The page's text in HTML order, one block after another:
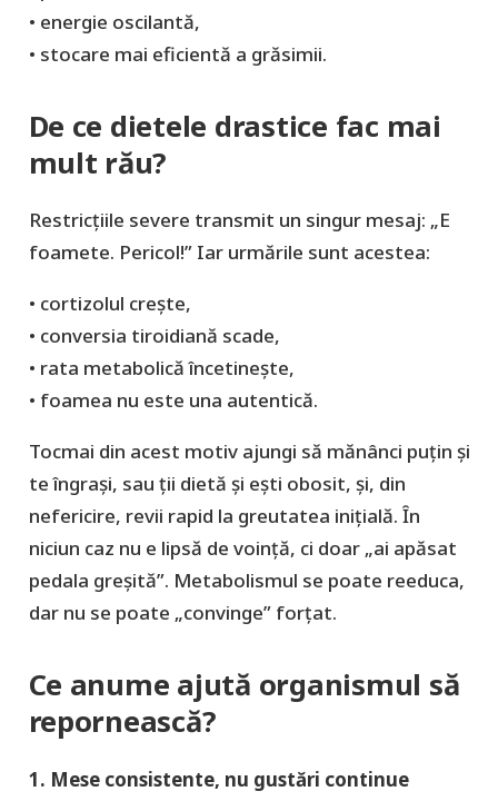
• energie oscilantă,
• stocare mai eficientă a grăsimii.
De ce dietele drastice fac mai
mult rău?
Restricțiile severe transmit un singur mesaj: „E
foamete. Pericol!” Iar urmările sunt acestea:
• cortizolul crește,
• conversia tiroidiană scade,
• rata metabolică încetinește,
• foamea nu este una autentică.
Tocmai din acest motiv ajungi să mănânci puțin și
te îngrași, sau ții dietă și ești obosit, şi, din
nefericire, revii rapid la greutatea inițială. Ȋn
niciun caz nu e lipsă de voinţă, ci doar „ai apăsat
pedala greșită”. Metabolismul se poate reeduca,
dar nu se poate „convinge” forțat.
Ce anume ajută organismul să
repornească?
1. Mese consistente, nu gustări continue